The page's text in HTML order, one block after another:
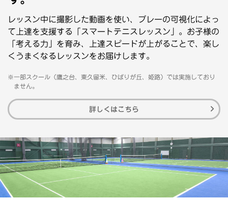
レッスン中に撮影した動画を使い、プレーの可視化によっ
て上達を支援する「スマートテニスレッスン」。お子様の
「考える力」を育み、上達スピードが上がることで、楽し
くうまくなるレッスンをお届けします。
※一部スクール（鷹之台、東久留米、ひばりが丘、姫路）では実施しており
ません。
詳しくはこちら